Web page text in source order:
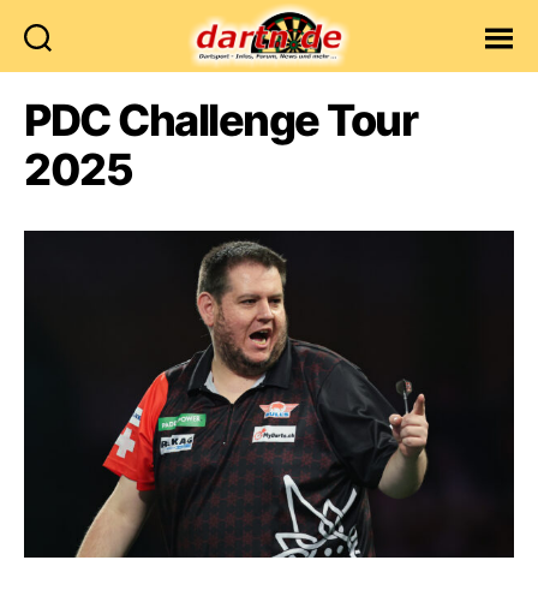
PDC Challenge Tour
2025